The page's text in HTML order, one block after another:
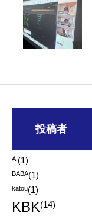
投稿者
AI(1)
BABA(1)
katou(1)
KBK(14)